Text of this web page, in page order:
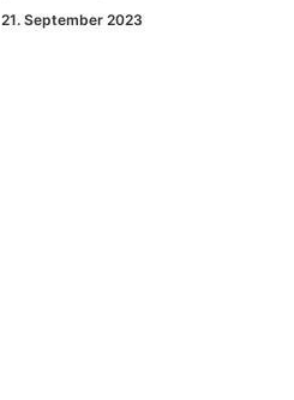
21. September 2023